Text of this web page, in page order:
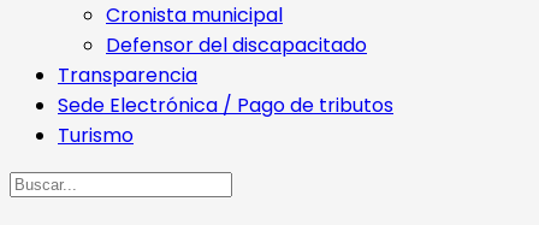
Cronista municipal
Defensor del discapacitado
Transparencia
Sede Electrónica / Pago de tributos
Turismo
Buscar